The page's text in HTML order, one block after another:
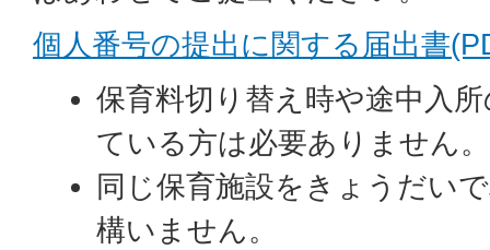
個人番号の提出に関する届出書
保育料切り替え時や途中入
ている方は必要ありません。
同じ保育施設をきょうだい
構いません。